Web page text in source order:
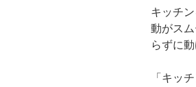
キッチ
動がス
らずに動
「キッ